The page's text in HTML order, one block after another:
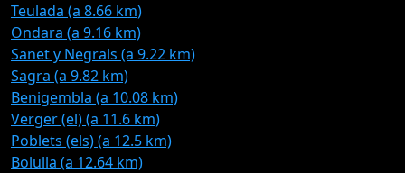
Teulada (a 8.66 km)
Ondara (a 9.16 km)
Sanet y Negrals (a 9.22 km)
Sagra (a 9.82 km)
Benigembla (a 10.08 km)
Verger (el) (a 11.6 km)
Poblets (els) (a 12.5 km)
Bolulla (a 12.64 km)